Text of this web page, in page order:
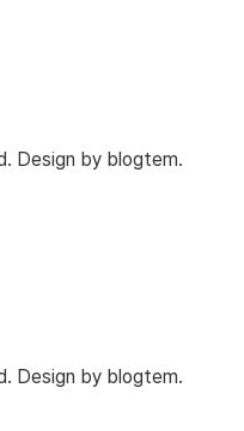
Design by blogtem.
Design by blogtem.